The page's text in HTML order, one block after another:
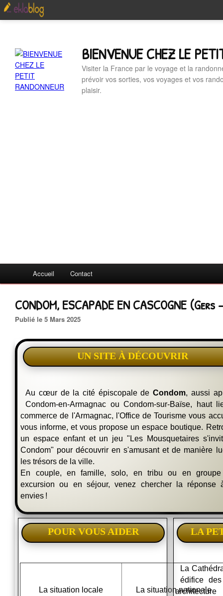
BIENVENUE CHEZ LE
Visiter la France par le voyage et la
prévoir vos sorties, vos voyages et vos
plaisir.
Accueil Contact
CONDOM, ESCAPADE EN CASCOGNE
Publié le 5 Mars 2025
UN SITE À DÉCOUVRIR
Au cœur de la cité épiscopale deCondom, aussi
Condom-en-Armagnac ou Condom-sur-Baïse, haut
commerce de l'Armagnac, l'Office de Tourisme vous
vous informe, et vous propose un espace boutique.
un espace enfant et un jeu "Les Mousquetaires
Condom" pour découvrir en s'amusant et de manière
les trésors de la ville.
En couple, en famille, solo, en tribu ou en
excursion ou en séjour, venez chercher la réponse
envies !
POUR VOUS AIDER
La situation locale La situation nationale
LA
La
édifice